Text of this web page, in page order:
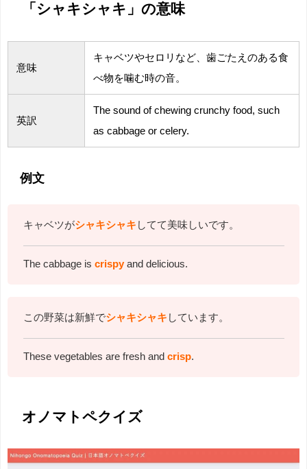
「シャキシャキ」の意味
意味
キャベツやセロリなど、歯ごたえのある食
べ物を噛む時の音。
英訳
The sound of chewing crunchy food, such
as cabbage or celery.
例文
キャベツがシャキシャキ してて美味しいです。
The cabbage is crispyand delicious.
この野菜は新鮮でシャキシャキ しています。
These vegetables are fresh and crisp.
オノマトペクイズ